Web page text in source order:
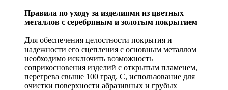
Правила по уходу за изделиями из цветных
металлов с серебряным и золотым покрытием
Для обеспечения целостности покрытия и
надежности его сцепления с основным металлом
необходимо исключить возможность
соприкосновения изделий с открытым пламенем,
перегрева свыше 100 град. С, использование для
очистки поверхности абразивных и грубых